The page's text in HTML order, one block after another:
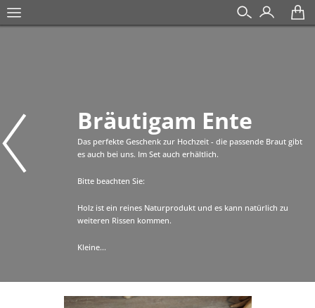
Bräutigam Ente
Das perfekte Geschenk zur Hochzeit - die passende Braut gibt
es auch bei uns. Im Set auch erhältlich.
Bitte beachten Sie:
Holz ist ein reines Naturprodukt und es kann natürlich zu
weiteren Rissen kommen.
Kleine...